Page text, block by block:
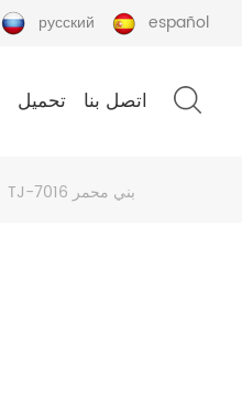
русский español
تحميل اتصل بنا
TJ-7016 بني محمر